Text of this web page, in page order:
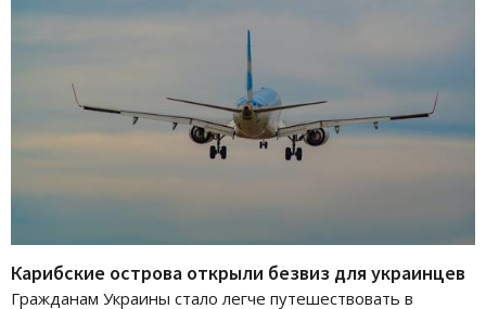
Карибские острова открыли безвиз для украинцев
Гражданам Украины стало легче путешествовать в